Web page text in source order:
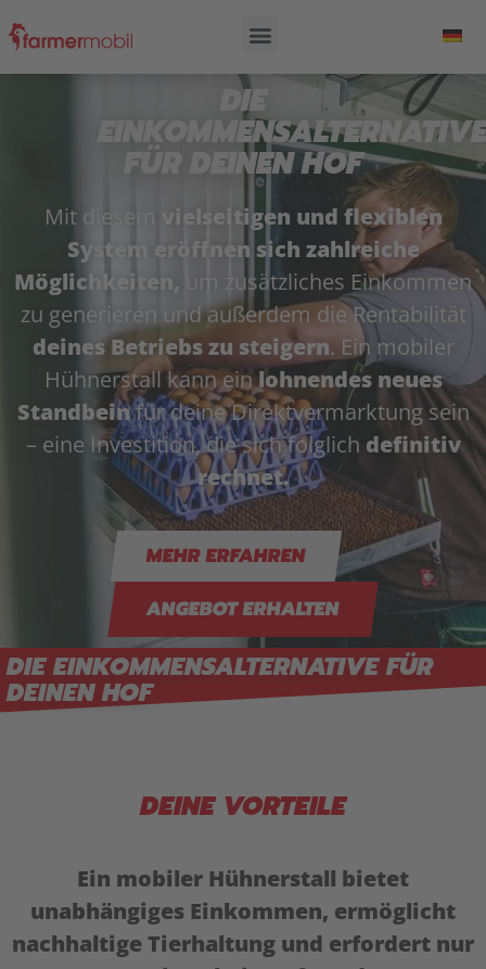
DIE
EINKOMMENSALTERNATIVE
FÜR DEINEN HOF
Mit diesem
vielseitigen und flexiblen
System eröffnen sich zahlreiche
Möglichkeiten, um zusätzliches Einkommen
zu generieren und außerdem die Rentabilität
deines Betriebs zu steigern. Ein mobiler
Hühnerstall kann einlohnendes neues
Standbeinfür deine Direktvermarktung sein
– eine Investition, die sich folglich definitiv
rechnet.
MEHR ERFAHREN
ANGEBOT ERHALTEN
DIE EINKOMMENSALTERNATIVE FÜR
DEINEN HOF
DEINE VORTEILE
Ein mobiler Hühnerstall bietet
unabhängiges Einkommen, ermöglicht
nachhaltige Tierhaltung und erfordert nur